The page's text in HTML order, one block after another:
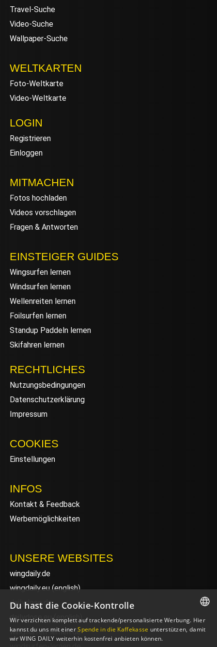
Travel-Suche
Video-Suche
Wallpaper-Suche
WELTKARTEN
Foto-Weltkarte
Video-Weltkarte
LOGIN
Registrieren
Einloggen
MITMACHEN
Fotos hochladen
Videos vorschlagen
Fragen & Antworten
EINSTEIGER GUIDES
Wingsurfen lernen
Windsurfen lernen
Wellenreiten lernen
Foilsurfen lernen
Standup Paddeln lernen
Skifahren lernen
RECHTLICHES
Nutzungsbedingungen
Datenschutzerklärung
Impressum
COOKIES
Einstellungen
INFOS
Kontakt & Feedback
Werbemöglichkeiten
UNSERE WEBSITES
wingdaily.de
wingdaily.eu(english)
dailydose.de
dailydose.eu (english)
wingsurfen-lernen.de
GERMAN
Du hast die Cookie-Kontrolle
Wir verzichten komplett auf trackende/personalisierte Werbung. Hier
kannst du uns mit einerSpende in die Kaffekasse unterstützen, damit
wir WING DAILY weiterhin kostenfrei anbieten können.